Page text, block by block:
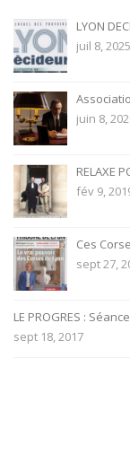
LYON
juil 8, 2025
juin 8,
RELAXE
fév 9,
Ces
sept 27,
LE PROGRES :
sept 18, 2017